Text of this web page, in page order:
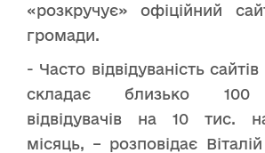
«розкручує» офіційний
громади.
- Часто відвідуваність
складає близько 100
відвідувачів на 10 тис.
місяць, – розповідає